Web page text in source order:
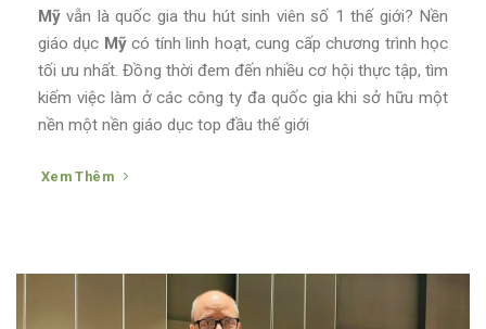
Mỹ vẫn là quốc gia thu hút sinh viên số 1 thế giới? Nền
giáo dục Mỹcó tính linh hoạt, cung cấp chương trình học
tối ưu nhất. Đồng thời đem đến nhiều cơ hội thực tập, tìm
kiếm việc làm ở các công ty đa quốc gia khi sở hữu một
nền một nền giáo dục top đầu thế giới
Xem Thêm